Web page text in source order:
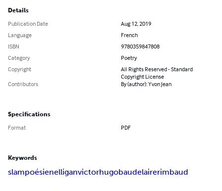
Details
Publication Date
Aug 12, 2019
Language
French
ISBN
9780359847808
Category
Poetry
Copyright
All Rights Reserved - Standard
Copyright License
Contributors
By (author): Yvon Jean
Specifications
Format PDF
Keywords
slampoésienelliganvictorhugobaudelairerimbaud